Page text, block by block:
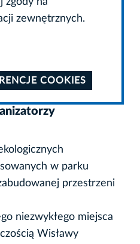
zewnętrznych.
COOKIES
w parku
przestrzeni
niezwykłego miejsca
Wisławy